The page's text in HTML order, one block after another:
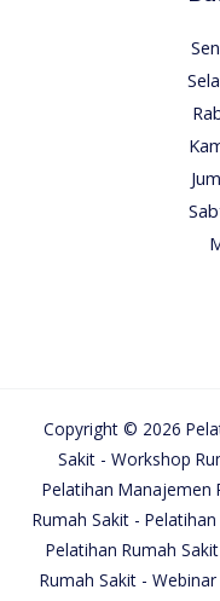
Copyright © 2026
Sakit - Workshop
Pelatihan Manajemen
Rumah Sakit -
Pelatihan Rumah
Rumah Sakit -